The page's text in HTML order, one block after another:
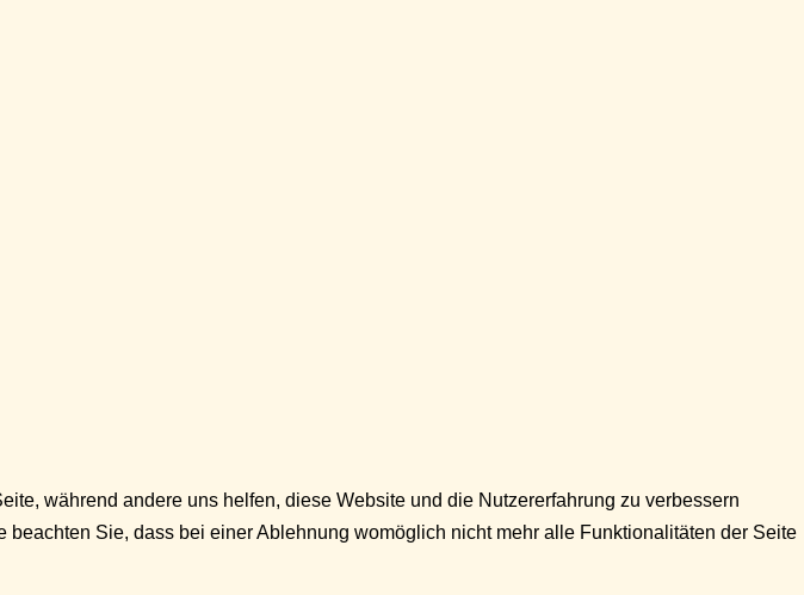
während andere uns helfen, diese Website und die Nutzererfahrung zu verbessern
Sie, dass bei einer Ablehnung womöglich nicht mehr alle Funktionalitäten der Seite